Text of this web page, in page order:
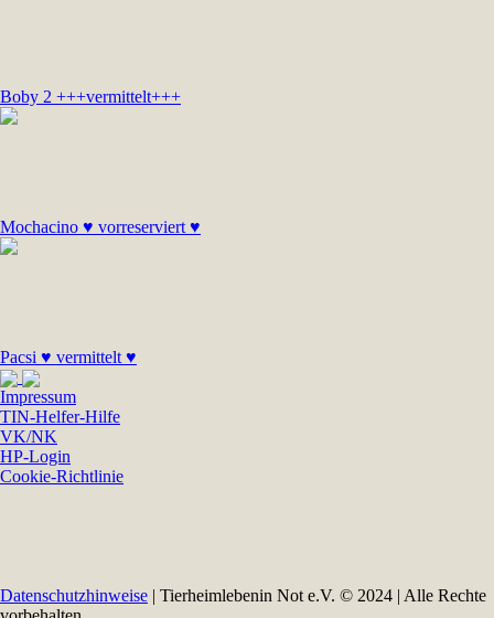
Boby 2 +++vermittelt+++
Mochacino ♥ vorreserviert ♥
Pacsi ♥ vermittelt ♥
Impressum
TIN-Helfer-Hilfe
VK/NK
HP-Login
Cookie-Richtlinie
Datenschutzhinweise | Tierheimlebenin Not e.V. © 2024 | Alle Rechte